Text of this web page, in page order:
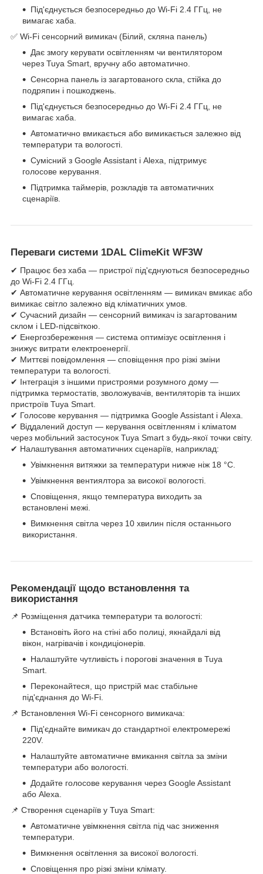
Під'єднується безпосередньо до Wi-Fi 2.4 ГГц, не
вимагає хаба.
✅ Wi-Fi сенсорний вимикач (Білий, скляна панель)
Дає змогу керувати освітленням чи вентилятором
через Tuya Smart, вручну або автоматично.
Сенсорна панель із загартованого скла, стійка до
подряпин і пошкоджень.
Під'єднується безпосередньо до Wi-Fi 2.4 ГГц, не
вимагає хаба.
Автоматично вмикається або вимикається залежно від
температури та вологості.
Сумісний з Google Assistant і Alexa, підтримує
голосове керування.
Підтримка таймерів, розкладів та автоматичних
сценаріїв.
Переваги системи 1DAL ClimeKit WF3W
✔ Працює без хаба — пристрої під'єднуються безпосередньо
до Wi-Fi 2.4 ГГц.
✔ Автоматичне керування освітленням — вимикач вмикає або
вимикає світло залежно від кліматичних умов.
✔ Сучасний дизайн — сенсорний вимикач із загартованим
склом і LED-підсвіткою.
✔ Енергозбереження — система оптимізує освітлення і
знижує витрати електроенергії.
✔ Миттєві повідомлення — сповіщення про різкі зміни
температури та вологості.
✔ Інтеграція з іншими пристроями розумного дому —
підтримка термостатів, зволожувачів, вентиляторів та інших
пристроїв Tuya Smart.
✔ Голосове керування — підтримка Google Assistant і Alexa.
✔ Віддалений доступ — керування освітленням і кліматом
через мобільний застосунок Tuya Smart з будь-якої точки світу.
✔ Налаштування автоматичних сценаріїв, наприклад:
Увімкнення витяжки за температури нижче ніж 18 °C.
Увімкнення вентиялтора за високої вологості.
Сповіщення, якщо температура виходить за
встановлені межі.
Вимкнення світла через 10 хвилин після останнього
використання.
Рекомендації щодо встановлення та
використання
📌 Розміщення датчика температури та вологості:
Встановіть його на стіні або полиці, якнайдалі від
вікон, нагрівачів і кондиціонерів.
Налаштуйте чутливість і порогові значення в Tuya
Smart.
Переконайтеся, що пристрій має стабільне
під'єднання до Wi-Fi.
📌 Встановлення Wi-Fi сенсорного вимикача:
Під'єднайте вимикач до стандартної електромережі
220V.
Налаштуйте автоматичне вмикання світла за зміни
температури або вологості.
Додайте голосове керування через Google Assistant
або Alexa.
📌 Створення сценаріїв у Tuya Smart:
Автоматичне увімкнення світла під час зниження
температури.
Вимкнення освітлення за високої вологості.
Сповіщення про різкі зміни клімату.